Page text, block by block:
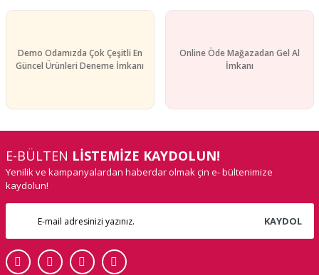
Demo Odamızda Çok Çeşitli En
Güncel Ürünleri Deneme İmkanı
Online Öde Mağazadan Gel Al
İmkanı
E-BÜLTEN LİSTEMİZE KAYDOLUN!
Yenilik ve kampanyalardan haberdar olmak çin e- bültenimize
kaydolun!
KAYDOL